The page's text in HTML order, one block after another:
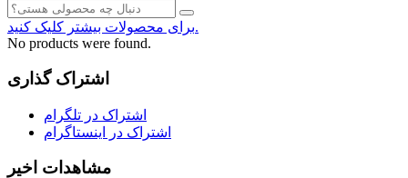
برای محصولات بیشتر کلیک کنید.
No products were found.
اشتراک گذاری
اشتراک در تلگرام
اشتراک در اینستاگرام
مشاهدات اخیر